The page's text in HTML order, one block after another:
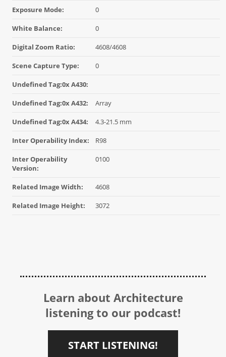
Exposure Mode: 0
White Balance: 0
Digital Zoom Ratio: 4608/4608
Scene Capture Type: 0
Undefined Tag:0x A430:
Undefined Tag:0x A432: Array
Undefined Tag:0x A434: 4.3-21.5 mm
Inter Operability Index: R98
Inter Operability
Version:
0100
Related Image Width: 4608
Related Image Height: 3072
Learn about Architecture
listening to our podcast!
START LISTENING!